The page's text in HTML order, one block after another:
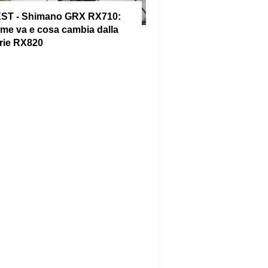
- Shimano GRX RX710:
va e cosa cambia dalla
RX820